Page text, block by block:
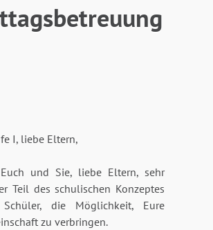
I, liebe Eltern,
und Sie, liebe Eltern, sehr
Teil des schulischen Konzeptes
die Möglichkeit, Eure
zu verbringen.